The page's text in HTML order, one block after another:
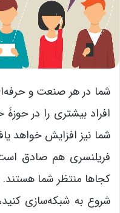
شما در هر صنعت و
افراد بیشتری را در
شما نیز افزایش خواهد
فریلنسری هم صادق
کجاها منتظر شما
شروع به شبکه‌سازی